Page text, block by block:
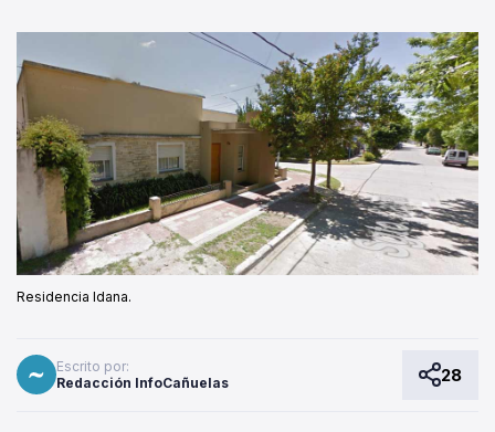
Residencia Idana.
Escrito por:
Redacción InfoCañuelas
28